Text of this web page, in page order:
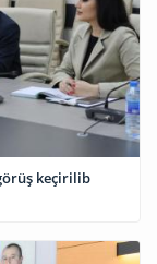
keçirilib